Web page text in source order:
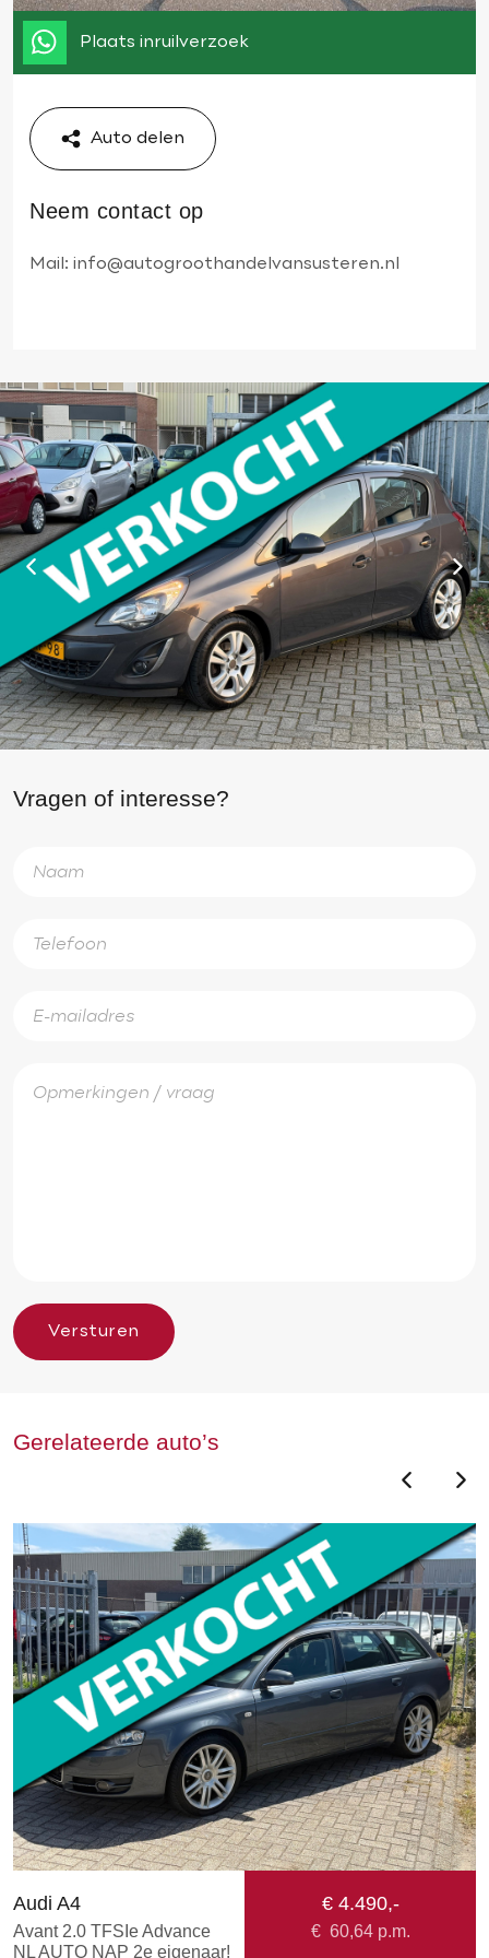
Plaats inruilverzoek
Auto delen
Neem contact op
Mail: info@autogroothandelvansusteren.nl
Vragen of interesse?
Versturen
Gerelateerde auto’s
Audi A4
Avant 2.0 TFSIe Advance
NL AUTO NAP 2e eigenaar!
€ 4.490,-
€ 60,64p.m.